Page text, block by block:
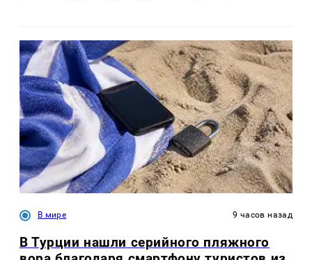
В мире 9 часов назад
В Турции нашли серийного пляжного